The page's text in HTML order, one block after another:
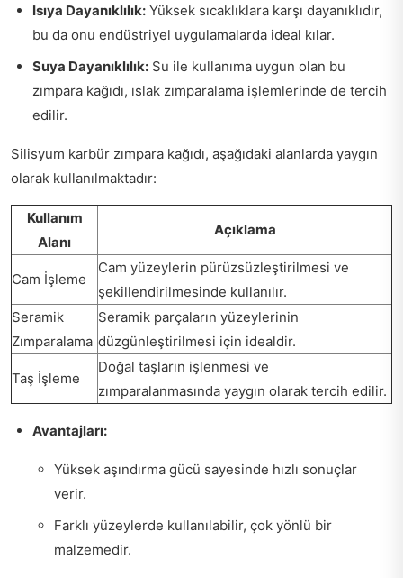
Isıya Dayanıklılık: Yüksek sıcaklıklara karşı dayanıklıdır,
bu da onu endüstriyel uygulamalarda ideal kılar.
Suya Dayanıklılık: Su ile kullanıma uygun olan bu
zımpara kağıdı, ıslak zımparalama işlemlerinde de tercih
edilir.
Silisyum karbür zımpara kağıdı, aşağıdaki alanlarda yaygın
olarak kullanılmaktadır:
Kullanım
Alanı
Açıklama
Cam İşleme
Cam yüzeylerin pürüzsüzleştirilmesi ve
şekillendirilmesinde kullanılır.
Seramik
Zımparalama
Seramik parçaların yüzeylerinin
düzgünleştirilmesi için idealdir.
Taş İşleme
Doğal taşların işlenmesi ve
zımparalanmasında yaygın olarak tercih edilir.
Avantajları:
Yüksek aşındırma gücü sayesinde hızlı sonuçlar
verir.
Farklı yüzeylerde kullanılabilir, çok yönlü bir
malzemedir.